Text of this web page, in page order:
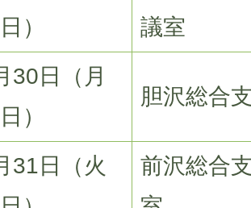
）
議室
30日（月
）
胆沢総合
31日（火
前沢総合